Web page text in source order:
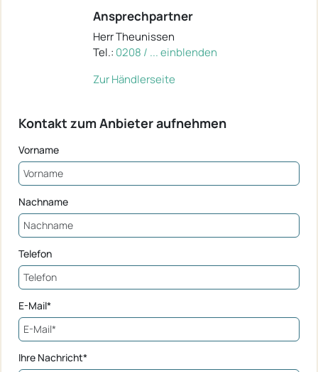
Ansprechpartner
Herr Theunissen
Tel.: 0208 / ... einblenden
Zur Händlerseite
Kontakt zum Anbieter aufnehmen
Vorname
Nachname
Telefon
E-Mail*
Ihre Nachricht*